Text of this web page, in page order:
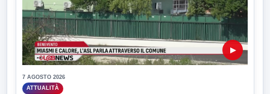
▶
7 AGOSTO 2026
ATTUALITÀ